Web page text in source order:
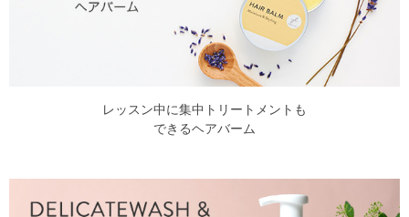
レッスン中に集中トリートメントも
できるヘアバーム